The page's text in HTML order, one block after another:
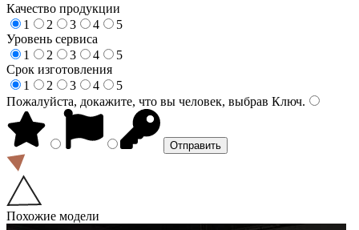
Качество продукции
1
2 3 4
5
Уровень сервиса
1
2 3 4
5
Срок изготовления
1
2 3 4
5
Пожалуйста, докажите, что вы человек, выбрав Ключ.
Похожие модели